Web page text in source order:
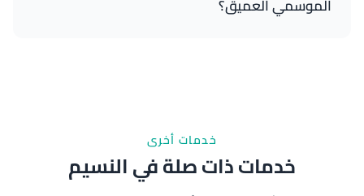
الموسمي العميق؟
خدمات أخرى
خدمات ذات صلة في النسيم